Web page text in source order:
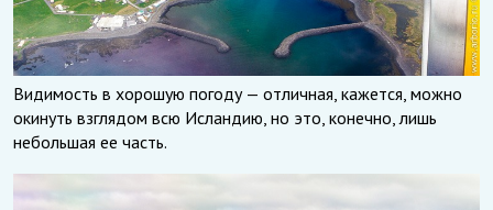
Видимость в хорошую погоду — отличная, кажется, можно
окинуть взглядом всю Исландию, но это, конечно, лишь
небольшая ее часть.